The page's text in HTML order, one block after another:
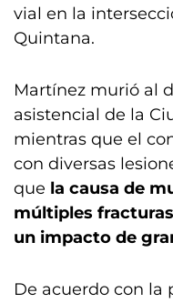
vial en la
Quintana.
Martínez murió al
asistencial de la
mientras que el
con diversas
que la causa de
múltiples
un impacto de
De acuerdo con la